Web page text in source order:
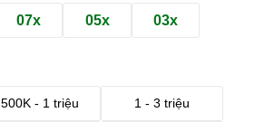
07x 05x 03x
500K - 1 triệu 1 - 3 triệu